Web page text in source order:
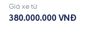
Giá xe từ
380.000.000 VNĐ